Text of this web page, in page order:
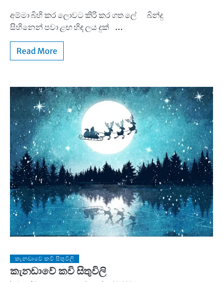
අම්මා බිහි කර ලොවට කිරි කර ගත ලේ බින්දු
සිහිනෙන් පවා ළඟ හිඳ ලය දුක් …
Read More
කැනඩාවේ කවි සිතුවිලි
කැනඩාවේ කවි සිතුවිලි